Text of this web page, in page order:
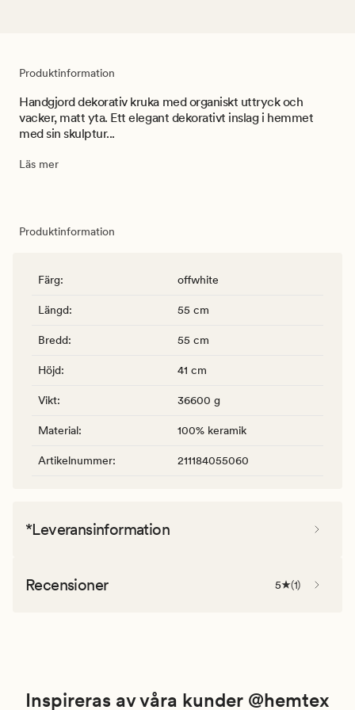
Produktinformation
Handgjord dekorativ kruka med organiskt uttryck och
vacker, matt yta. Ett elegant dekorativt inslag i hemmet
med sin skulptur...
Läs mer
Produktinformation
Färg: offwhite
Längd: 55 cm
Bredd: 55 cm
Höjd: 41 cm
Vikt: 36600 g
Material: 100% keramik
Artikelnummer: 211184055060
*Leveransinformation
Recensioner 5 (1)
Inspireras av våra kunder @hemtex